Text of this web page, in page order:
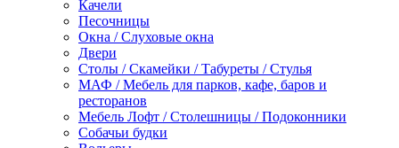
Качели
Песочницы
Окна / Слуховые окна
Двери
Столы / Скамейки / Табуреты / Стулья
МАФ / Мебель для парков, кафе, баров и
ресторанов
Мебель Лофт / Столешницы / Подоконники
Собачьи будки